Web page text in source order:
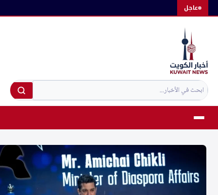
عاجلالتجاوز